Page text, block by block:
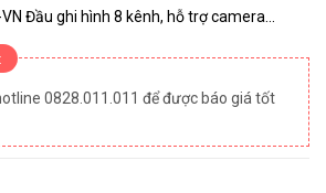
IP Hỗ trợ chuẩn nén AI-Coding Hỗ trợ tối
0828.011.011 để được báo giá tốt